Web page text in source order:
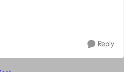
ich wohl ein neues Thema
Reply